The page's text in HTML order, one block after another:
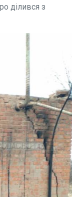
ділився з